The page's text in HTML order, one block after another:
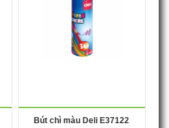
Bút chì màu Deli E37122